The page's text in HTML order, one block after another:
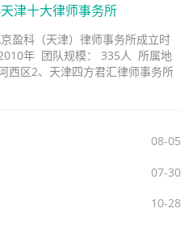
津十大律师事务所
盈科（天津）律师事务所成立时
年 团队规模： 335人 所属地
西区2、天津四方君汇律师事务所
08-05
07-30
10-28